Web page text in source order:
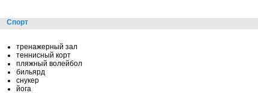
Спорт
тренажерный зал
теннисный корт
пляжный волейбол
бильярд
снукер
йога